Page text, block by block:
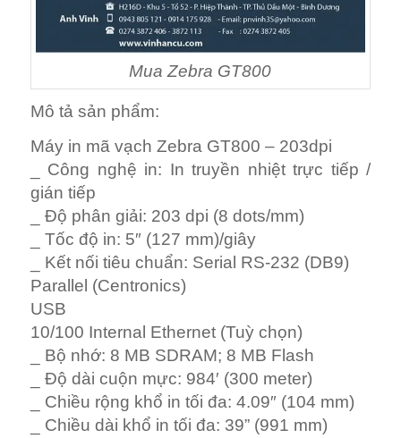
Mua Zebra GT800
Mô tả sản phẩm:
Máy in mã vạch Zebra GT800 – 203dpi
_ Công nghệ in: In truyền nhiệt trực tiếp /
gián tiếp
_ Độ phân giải: 203 dpi (8 dots/mm)
_ Tốc độ in: 5″ (127 mm)/giây
_ Kết nối tiêu chuẩn: Serial RS-232 (DB9)
Parallel (Centronics)
USB
10/100 Internal Ethernet (Tuỳ chọn)
_ Bộ nhớ: 8 MB SDRAM; 8 MB Flash
_ Độ dài cuộn mực: 984′ (300 meter)
_ Chiều rộng khổ in tối đa: 4.09″ (104 mm)
_ Chiều dài khổ in tối đa: 39” (991 mm)